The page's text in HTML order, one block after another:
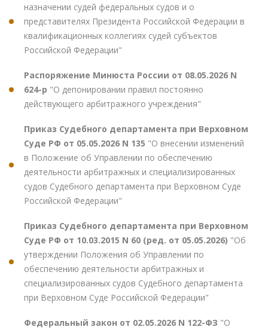
назначении судей федеральных судов и о
представителях Президента Российской Федерации в
квалификационных коллегиях судей субъектов
Российской Федерации"
Распоряжение Минюста России от 08.05.2026 N
624-р "О депонировании правил постоянно
действующего арбитражного учреждения"
Приказ Судебного департамента при Верховном
Суде РФ от 05.05.2026 N 135 "О внесении изменений
в Положение об Управлении по обеспечению
деятельности арбитражных и специализированных
судов Судебного департамента при Верховном Суде
Российской Федерации"
Приказ Судебного департамента при Верховном
Суде РФ от 10.03.2015 N 60 (ред. от 05.05.2026) "Об
утверждении Положения об Управлении по
обеспечению деятельности арбитражных и
специализированных судов Судебного департамента
при Верховном Суде Российской Федерации"
Федеральный закон от 02.05.2026 N 122-ФЗ "О